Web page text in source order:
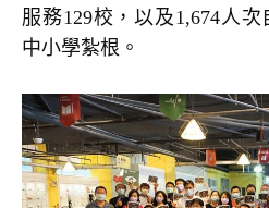
服務129校，以及1,674人
中小學紮根。